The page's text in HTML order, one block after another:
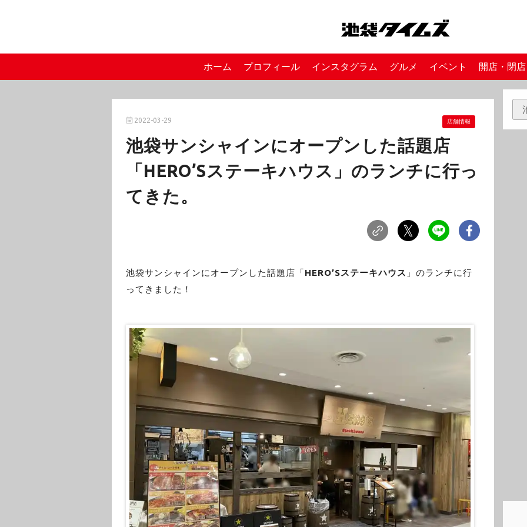
ホーム プロフィール インスタグラム グルメ イベント 開店・閉店
2022-03-29 店舗情報
池袋サンシャインにオープンした話題店
「HERO’Sステーキハウス」のランチに行っ
てきた。
池袋サンシャインにオープンした話題店「HERO’Sステーキハウス 」のランチに行
ってきました！